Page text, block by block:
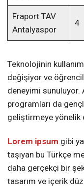
Fraport TAV
Antalyaspor
4
Teknolojinin
değişiyor ve
deneyimi sunuluyor.
programları da
geliştirmeye yönelik
Lorem ipsum gibi
taşıyan bu Türkçe
daha gerçekçi bir
tasarım ve içerik